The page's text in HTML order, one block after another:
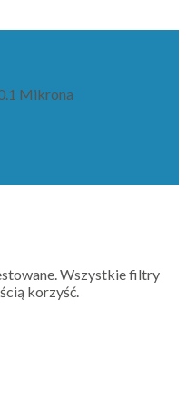
Mikrona
Wszystkie filtry
korzyść.